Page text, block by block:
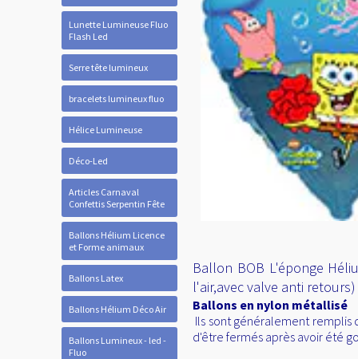
Lunette Lumineuse Fluo
Flash Led
Serre tête lumineux
bracelets lumineux fluo
Hélice Lumineuse
Déco-Led
Articles Carnaval
Confettis Serpentin Fête
Ballons Hélium Licence
et Forme animaux
Ballons Latex
Ballons Hélium Déco Air
Ballons Lumineux - led -
Fluo
Ballon BOB L'éponge
l'air,avec valve anti
Ballons en nylon métallisé
Ils sont généralement remplis
d'être fermés après avoir été